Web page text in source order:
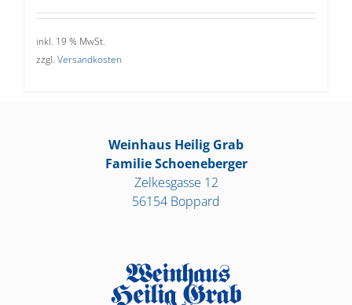
inkl. 19 % MwSt.
zzgl. Versandkosten
Weinhaus Heilig Grab
Familie Schoeneberger
Zelkesgasse 12
56154 Boppard